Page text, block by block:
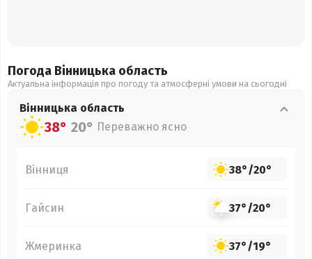
Погода Вінницька область
Актуальна інформація про погоду та атмосферні умови на сьогодні
Вінницька область
38° 20° Переважно ясно
Вінниця 38°/20°
Гайсин 37°/20°
Жмеринка 37°/19°